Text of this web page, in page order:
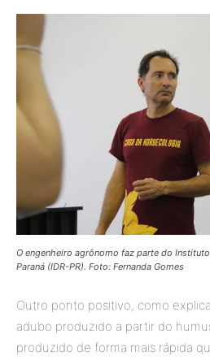
O engenheiro agrônomo faz parte do
Paraná (IDR-PR). Foto: Fernanda Gomes
Outro ponto positivo, como
adubo produzido a partir do
produzido de forma mais rápida